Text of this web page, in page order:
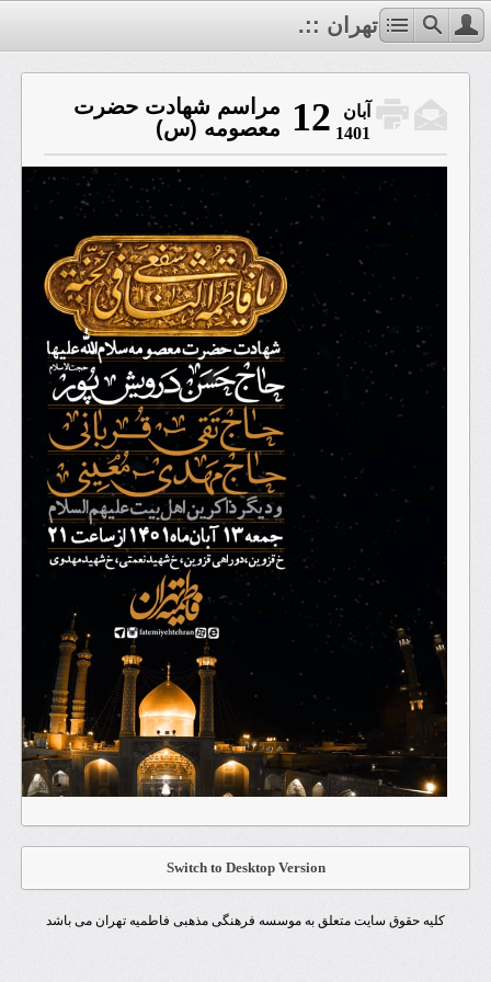
.:: فاطمیه تهران ::.
12
آبان
1401
مراسم شهادت حضرت
معصومه (س)
Switch to Desktop Version
کلیه حقوق سایت متعلق به موسسه فرهنگی مذهبی فاطمیه تهران می باشد